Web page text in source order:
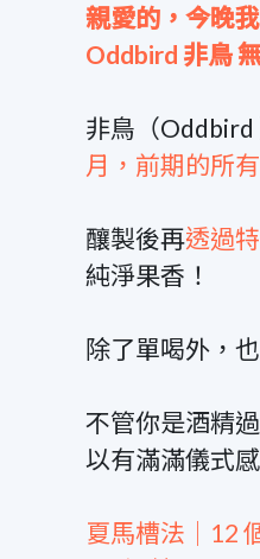
親愛的，今晚
Oddbird 非鳥
非鳥（Oddbird
月，前期的所
釀製後再透過
純淨果香！
除了單喝外，
不管你是酒精
以有滿滿儀式
夏馬槽法｜12